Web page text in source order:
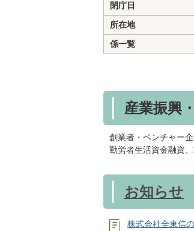
閉庁日
所在地
係一覧
産業振興
創業者・ベンチャー
勤労者生活資金融資
お知らせ
株式会社全東信